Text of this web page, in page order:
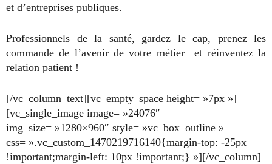
et d’entreprises publiques.
Professionnels de la santé, gardez le cap, prenez les
commande de l’avenir de votre métier et réinventez la
relation patient !
[/vc_column_text][vc_empty_space height= »7px »]
[vc_single_image image= »24076″
img_size= »1280×960″ style= »vc_box_outline »
css= ».vc_custom_1470219716140{margin-top: -25px
!important;margin-left: 10px !important;} »][/vc_column]